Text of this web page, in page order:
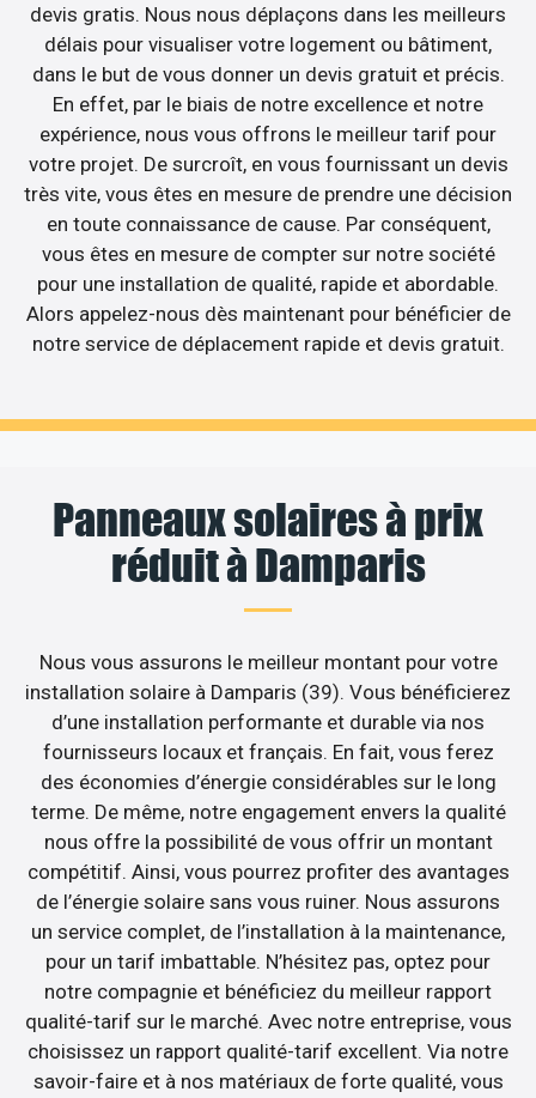
devis gratis. Nous nous déplaçons dans les meilleurs
délais pour visualiser votre logement ou bâtiment,
dans le but de vous donner un devis gratuit et précis.
En effet, par le biais de notre excellence et notre
expérience, nous vous offrons le meilleur tarif pour
votre projet. De surcroît, en vous fournissant un devis
très vite, vous êtes en mesure de prendre une décision
en toute connaissance de cause. Par conséquent,
vous êtes en mesure de compter sur notre société
pour une installation de qualité, rapide et abordable.
Alors appelez-nous dès maintenant pour bénéficier de
notre service de déplacement rapide et devis gratuit.
Panneaux solaires à prix
réduit à Damparis
Nous vous assurons le meilleur montant pour votre
installation solaire à Damparis (39). Vous bénéficierez
d’une installation performante et durable via nos
fournisseurs locaux et français. En fait, vous ferez
des économies d’énergie considérables sur le long
terme. De même, notre engagement envers la qualité
nous offre la possibilité de vous offrir un montant
compétitif. Ainsi, vous pourrez profiter des avantages
de l’énergie solaire sans vous ruiner. Nous assurons
un service complet, de l’installation à la maintenance,
pour un tarif imbattable. N’hésitez pas, optez pour
notre compagnie et bénéficiez du meilleur rapport
qualité-tarif sur le marché. Avec notre entreprise, vous
choisissez un rapport qualité-tarif excellent. Via notre
savoir-faire et à nos matériaux de forte qualité, vous